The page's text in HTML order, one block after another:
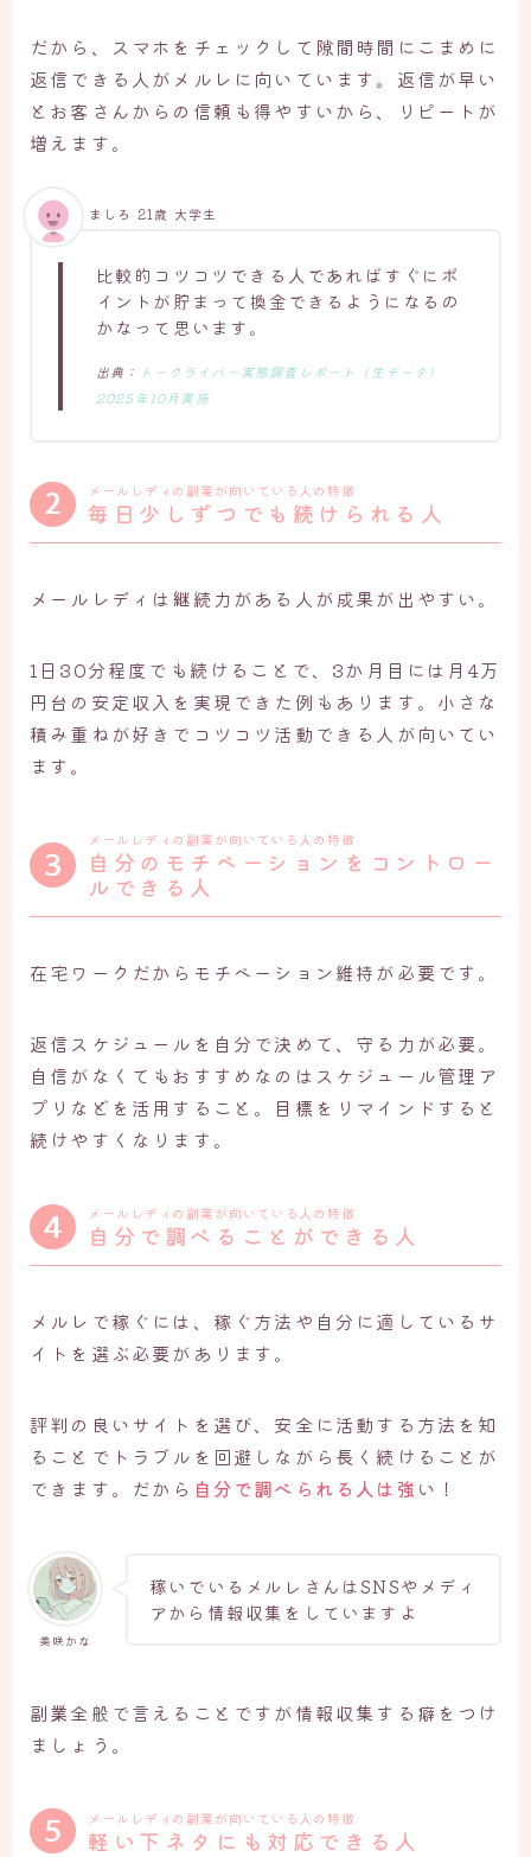
だから、スマホをチェックして隙間時間にこまめに
返信できる人がメルレに向いています。返信が早い
とお客さんからの信頼も得やすいから、リピートが
増えます。
比較的コツコツできる人であればすぐにポ
イントが貯まって換金できるようになるの
かなって思います。
出典： トークライバー実態調査レポート（生データ）
2025年10月実施
ましろ 21歳 大学生
メールレディの副業が向いている人の特徴
毎日少しずつでも続けられる人
メールレディは継続力がある人が成果が出やすい。
1日30分程度でも続けることで、3か月目には月4万
円台の安定収入を実現できた例もあります。小さな
積み重ねが好きでコツコツ活動できる人が向いてい
ます。
メールレディの副業が向いている人の特徴
自分のモチベーションをコントロー
ルできる人
在宅ワークだからモチベーション維持が必要です。
返信スケジュールを自分で決めて、守る力が必要。
自信がなくてもおすすめなのはスケジュール管理ア
プリなどを活用すること。目標をリマインドすると
続けやすくなります。
メールレディの副業が向いている人の特徴
自分で調べることができる人
メルレで稼ぐには、稼ぐ方法や自分に適しているサ
イトを選ぶ必要があります。
評判の良いサイトを選び、安全に活動する方法を知
ることでトラブルを回避しながら長く続けることが
できます。だから 自分で調べられる人は強 い！
美咲かな
稼いでいるメルレさんはSNSやメディ
アから情報収集をしていますよ
副業全般で言えることですが情報収集する癖をつけ
ましょう。
メールレディの副業が向いている人の特徴
軽い下ネタにも対応できる人